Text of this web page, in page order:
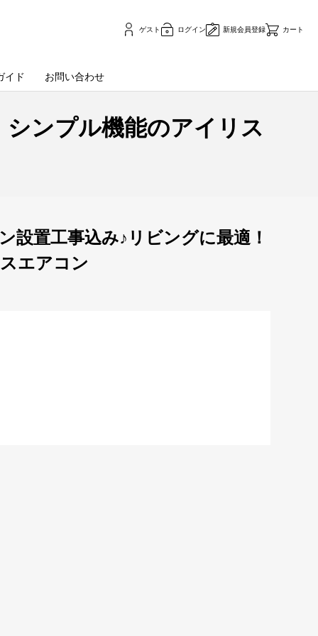
ゲスト ログイン 新規会員登録 カート
イド お問い合わせ
シンプル機能のアイリス
設置工事込み♪リビングに最適！
エアコン